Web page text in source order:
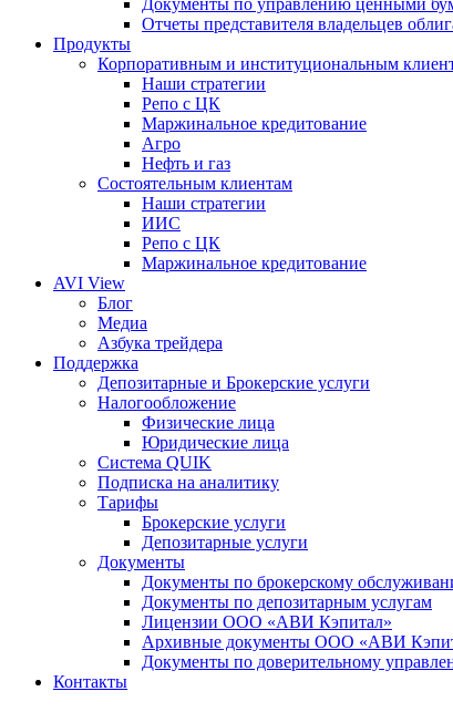
Документы по управлению ценными
Отчеты представителя владельцев
Продукты
Корпоративным и институциональным
Наши стратегии
Репо с ЦК
Маржинальное кредитование
Агро
Нефть и газ
Состоятельным клиентам
Наши стратегии
ИИС
Репо с ЦК
Маржинальное кредитование
AVI View
Блог
Медиа
Азбука трейдера
Поддержка
Депозитарные и Брокерские услуги
Налогообложение
Физические лица
Юридические лица
Система QUIK
Подписка на аналитику
Тарифы
Брокерские услуги
Депозитарные услуги
Документы
Документы по брокерскому
Документы по депозитарным услугам
Лицензии ООО «АВИ Кэпитал»
Архивные документы ООО «АВИ
Документы по доверительному
Контакты